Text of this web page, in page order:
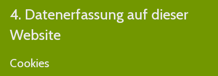
4. Datenerfassung auf dieser
Website
Cookies